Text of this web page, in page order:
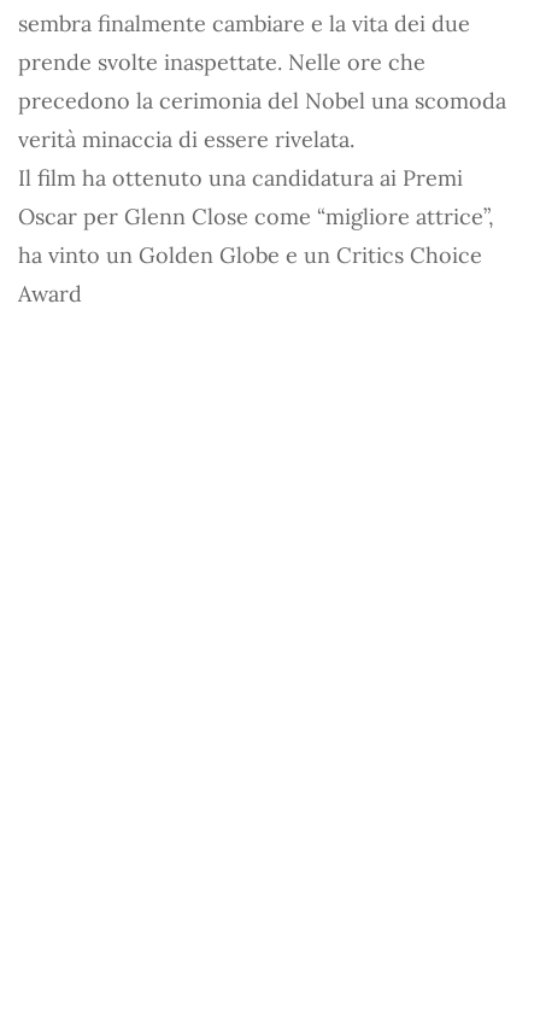
sembra finalmente cambiare e la vita dei due
prende svolte inaspettate. Nelle ore che
precedono la cerimonia del Nobel una scomoda
verità minaccia di essere rivelata.
Il film ha ottenuto una candidatura ai Premi
Oscar per Glenn Close come “migliore attrice”,
ha vinto un Golden Globe e un Critics Choice
Award